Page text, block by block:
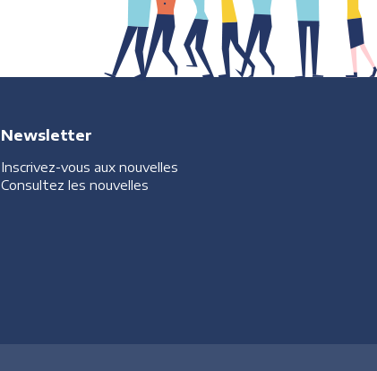
Newsletter
Inscrivez-vous aux nouvelles
Consultez les nouvelles